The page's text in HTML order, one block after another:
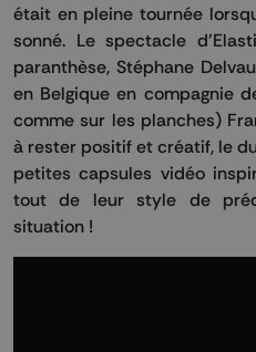
était en pleine tournée
sonné. Le spectacle
paranthèse, Stéphane
en Belgique en compagnie
comme sur les planches)
à rester positif et créatif, le
petites capsules vidéo
tout de leur style de
situation !